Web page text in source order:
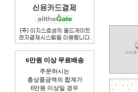
6만원 이상 무료배송
주문하시는
총상품금액의 합계가
6만원 이상일 경우